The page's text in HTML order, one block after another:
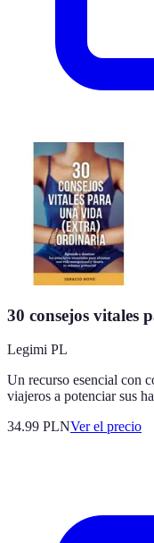
30 consejos vitales
Legimi PL
Un recurso esencial con
viajeros a potenciar sus
34.99 PLNVer el precio